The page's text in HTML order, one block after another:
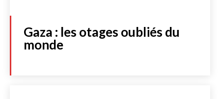
Gaza : les otages oubliés du
monde